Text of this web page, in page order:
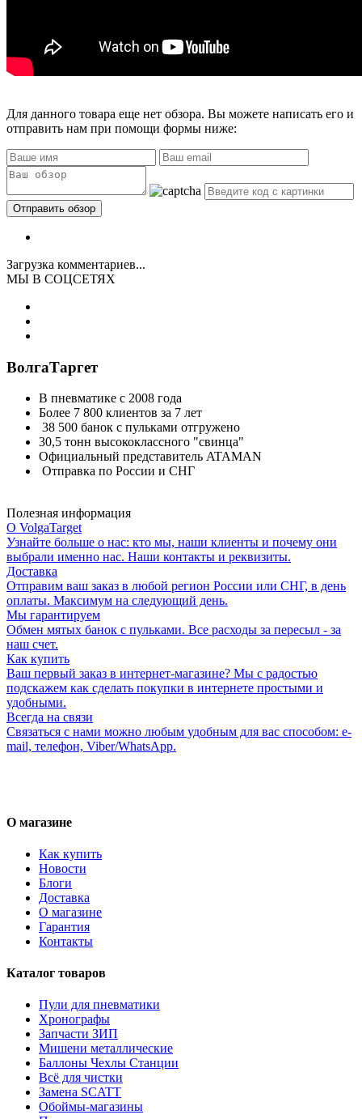
Для данного товара еще нет обзора. Вы можете написать его и
отправить нам при помощи формы ниже:
Загрузка комментариев...
МЫ В СОЦСЕТЯХ
ВолгаТаргет
В пневматике с 2008 года
Более 7 800 клиентов за 7 лет
38 500 банок с пульками отгружено
30,5 тонн высококлассного "свинца"
Официальный представитель ATAMAN
Отправка по России и СНГ
Полезная информация
О VolgaTarget
Узнайте больше о нас: кто мы, наши клиенты и почему они
выбрали именно нас. Наши контакты и реквизиты.
Доставка
Отправим ваш заказ в любой регион России или СНГ, в день
оплаты. Максимум на следующий день.
Мы гарантируем
Обмен мятых банок с пульками. Все расходы за пересыл - за
наш счет.
Как купить
Ваш первый заказ в интернет-магазине? Мы с радостью
подскажем как сделать покупки в интернете простыми и
удобными.
Всегда на связи
Связаться с нами можно любым удобным для вас способом: e-
mail, телефон, Viber/WhatsApp.
О магазине
Как купить
Новости
Блоги
Доставка
О магазине
Гарантия
Контакты
Каталог товаров
Пули для пневматики
Хронографы
Запчасти ЗИП
Мишени металлические
Баллоны Чехлы Станции
Всё для чистки
Замена SCATT
Обоймы-магазины